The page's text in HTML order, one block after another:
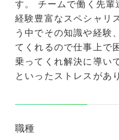
す。 チームで働く先輩
経験豊富なスペシャリ
う中でその知識や経験
てくれるので仕事上で
乗ってくれ解決に導い
といったストレスがあ
職種